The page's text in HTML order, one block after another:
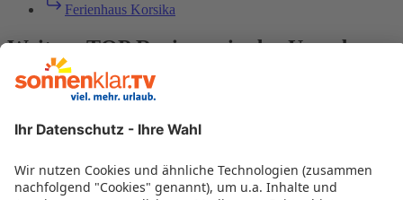
Ferienhaus Korsika
Weitere TOP Regionen in der Umgebung
Rottach Egern
Krün
Reit im Winkl